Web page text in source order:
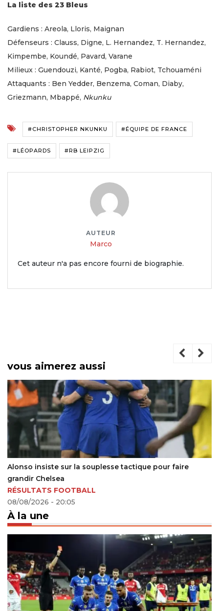
La liste des 23 Bleus
Gardiens : Areola, Lloris, Maignan
Défenseurs : Clauss, Digne, L. Hernandez, T. Hernandez,
Kimpembe, Koundé, Pavard, Varane
Milieux : Guendouzi, Kanté, Pogba, Rabiot, Tchouaméni
Attaquants : Ben Yedder, Benzema, Coman, Diaby,
Griezmann, Mbappé, Nkunku
#CHRISTOPHER NKUNKU #ÉQUIPE DE FRANCE
#LÉOPARDS #RB LEIPZIG
AUTEUR
Marco
Cet auteur n'a pas encore fourni de biographie.
vous aimerez aussi
Alonso insiste sur la souplesse tactique pour faire
grandir Chelsea
RÉSULTATS FOOTBALL
08/08/2026 - 20:05
À la une